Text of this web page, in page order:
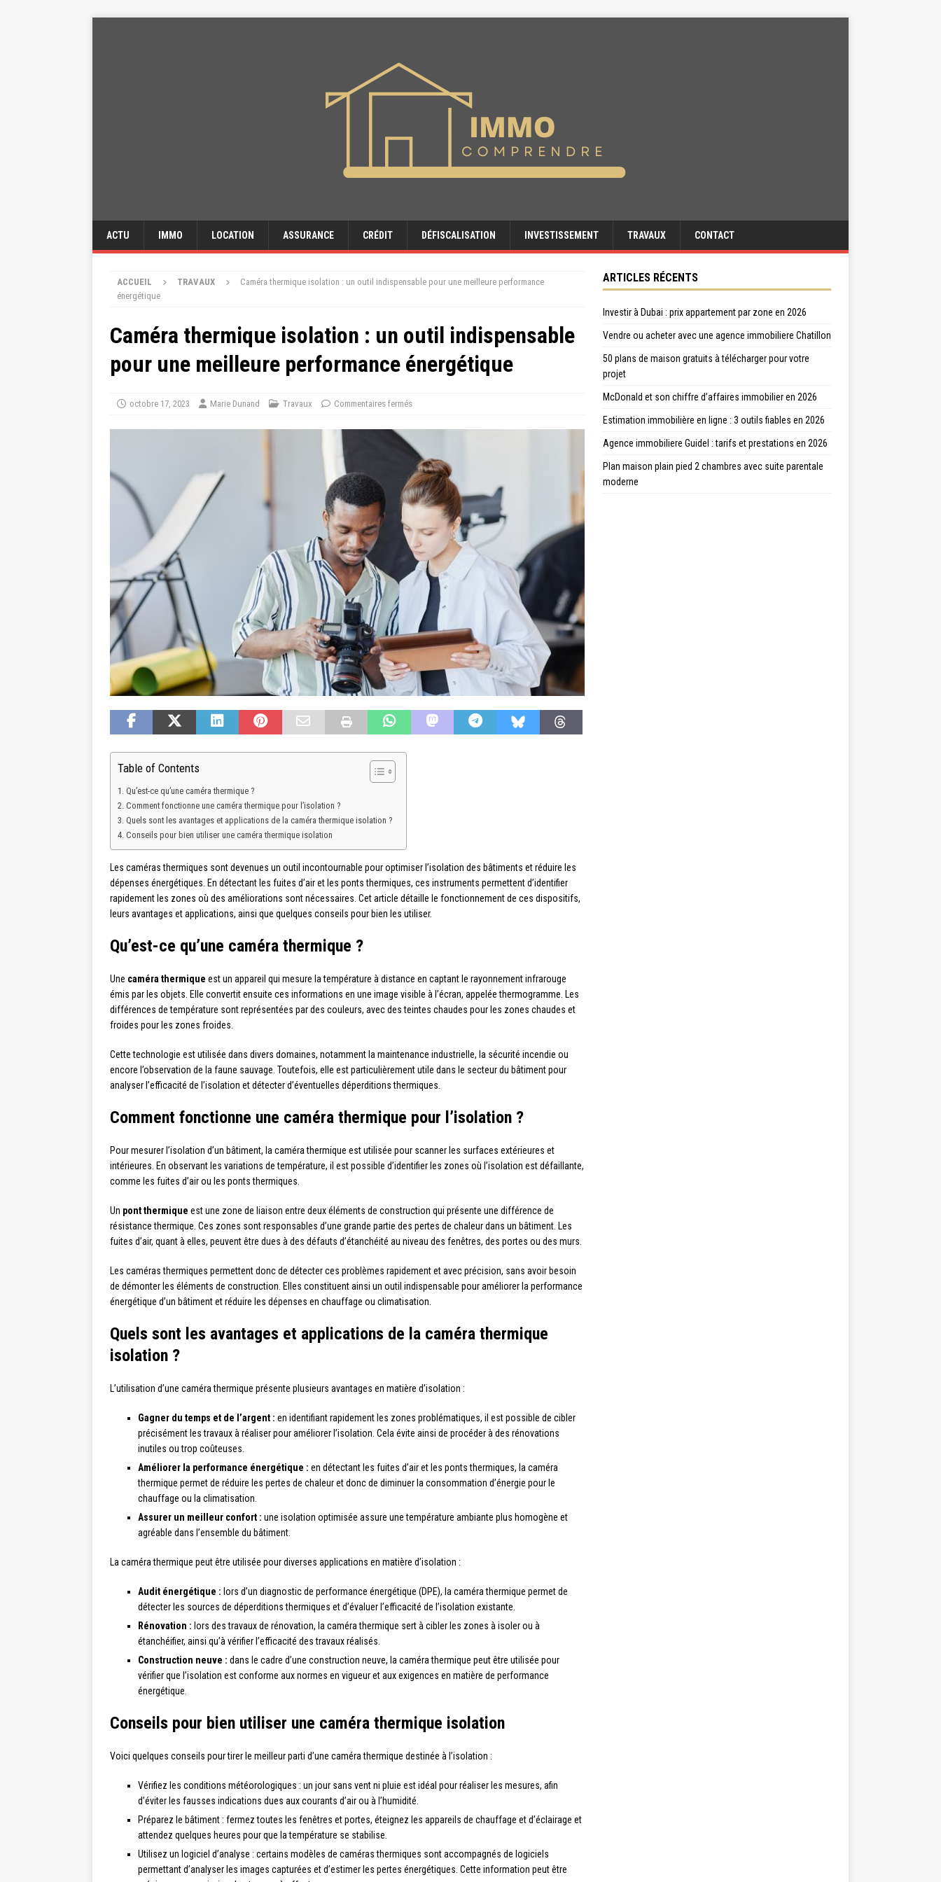
ACTU IMMO LOCATION ASSURANCE CRÉDIT DÉFISCALISATION INVESTISSEMENT TRAVAUX CONTACT
ACCUEIL TRAVAUX
Caméra thermique isolation : un outil indispensable pour une meilleure performance
énergétique
Caméra thermique isolation : un outil indispensable
pour une meilleure performance énergétique
octobre 17, 2023 Marie Dunand Travaux Commentaires fermés
Table of Contents
Qu’est-ce qu’une caméra thermique ?
Comment fonctionne une caméra thermique pour l’isolation ?
Quels sont les avantages et applications de la caméra thermique isolation ?
Conseils pour bien utiliser une caméra thermique isolation
Les caméras thermiques sont devenues un outil incontournable pour optimiser l’isolation des bâtiments et réduire les
dépenses énergétiques. En détectant les fuites d’air et les ponts thermiques, ces instruments permettent d’identifier
rapidement les zones où des améliorations sont nécessaires. Cet article détaille le fonctionnement de ces dispositifs,
leurs avantages et applications, ainsi que quelques conseils pour bien les utiliser.
Qu’est-ce qu’une caméra thermique ?
Une caméra thermique est un appareil qui mesure la température à distance en captant le rayonnement infrarouge
émis par les objets. Elle convertit ensuite ces informations en une image visible à l’écran, appelée thermogramme. Les
différences de température sont représentées par des couleurs, avec des teintes chaudes pour les zones chaudes et
froides pour les zones froides.
Cette technologie est utilisée dans divers domaines, notamment la maintenance industrielle, la sécurité incendie ou
encore l’observation de la faune sauvage. Toutefois, elle est particulièrement utile dans le secteur du bâtiment pour
analyser l’efficacité de l’isolation et détecter d’éventuelles déperditions thermiques.
Comment fonctionne une caméra thermique pour l’isolation ?
Pour mesurer l’isolation d’un bâtiment, la caméra thermique est utilisée pour scanner les surfaces extérieures et
intérieures. En observant les variations de température, il est possible d’identifier les zones où l’isolation est défaillante,
comme les fuites d’air ou les ponts thermiques.
Un pont thermique est une zone de liaison entre deux éléments de construction qui présente une différence de
résistance thermique. Ces zones sont responsables d’une grande partie des pertes de chaleur dans un bâtiment. Les
fuites d’air, quant à elles, peuvent être dues à des défauts d’étanchéité au niveau des fenêtres, des portes ou des murs.
Les caméras thermiques permettent donc de détecter ces problèmes rapidement et avec précision, sans avoir besoin
de démonter les éléments de construction. Elles constituent ainsi un outil indispensable pour améliorer la performance
énergétique d’un bâtiment et réduire les dépenses en chauffage ou climatisation.
Quels sont les avantages et applications de la caméra thermique
isolation ?
L’utilisation d’une caméra thermique présente plusieurs avantages en matière d’isolation :
Gagner du temps et de l’argent : en identifiant rapidement les zones problématiques, il est possible de cibler
précisément les travaux à réaliser pour améliorer l’isolation. Cela évite ainsi de procéder à des rénovations
inutiles ou trop coûteuses.
Améliorer la performance énergétique : en détectant les fuites d’air et les ponts thermiques, la caméra
thermique permet de réduire les pertes de chaleur et donc de diminuer la consommation d’énergie pour le
chauffage ou la climatisation.
Assurer un meilleur confort : une isolation optimisée assure une température ambiante plus homogène et
agréable dans l’ensemble du bâtiment.
La caméra thermique peut être utilisée pour diverses applications en matière d’isolation :
Audit énergétique : lors d’un diagnostic de performance énergétique (DPE), la caméra thermique permet de
détecter les sources de déperditions thermiques et d’évaluer l’efficacité de l’isolation existante.
Rénovation : lors des travaux de rénovation, la caméra thermique sert à cibler les zones à isoler ou à
étanchéifier, ainsi qu’à vérifier l’efficacité des travaux réalisés.
Construction neuve : dans le cadre d’une construction neuve, la caméra thermique peut être utilisée pour
vérifier que l’isolation est conforme aux normes en vigueur et aux exigences en matière de performance
énergétique.
Conseils pour bien utiliser une caméra thermique isolation
Voici quelques conseils pour tirer le meilleur parti d’une caméra thermique destinée à l’isolation :
Vérifiez les conditions météorologiques : un jour sans vent ni pluie est idéal pour réaliser les mesures, afin
d’éviter les fausses indications dues aux courants d’air ou à l’humidité.
Préparez le bâtiment : fermez toutes les fenêtres et portes, éteignez les appareils de chauffage et d’éclairage et
attendez quelques heures pour que la température se stabilise.
Utilisez un logiciel d’analyse : certains modèles de caméras thermiques sont accompagnés de logiciels
permettant d’analyser les images capturées et d’estimer les pertes énergétiques. Cette information peut être
ARTICLES RÉCENTS
Investir à Dubai : prix appartement par zone en 2026
Vendre ou acheter avec une agence immobiliere Chatillon
50 plans de maison gratuits à télécharger pour votre
projet
McDonald et son chiffre d’affaires immobilier en 2026
Estimation immobilière en ligne : 3 outils fiables en 2026
Agence immobiliere Guidel : tarifs et prestations en 2026
Plan maison plain pied 2 chambres avec suite parentale
moderne